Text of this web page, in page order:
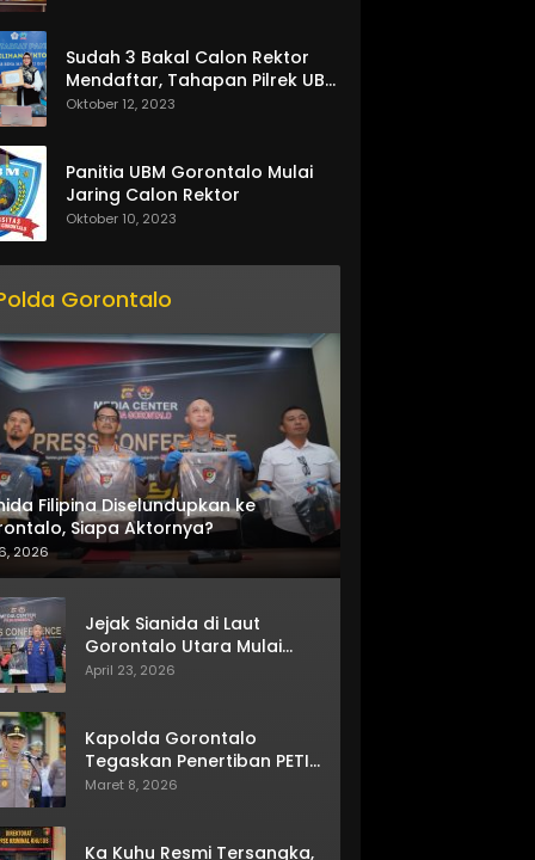
Sudah 3 Bakal Calon Rektor
Mendaftar, Tahapan Pilrek UBM
Gorontalo Makin Seru
Oktober 12, 2023
Panitia UBM Gorontalo Mulai
Jaring Calon Rektor
Oktober 10, 2023
Gorontalo
Filipina Diselundupkan ke
Siapa Aktornya?
2026
Jejak Sianida di Laut
Gorontalo Utara Mulai
Terkuak
April 23, 2026
Kapolda Gorontalo
Tegaskan Penertiban PETI
Terus Berjalan
Maret 8, 2026
Ka Kuhu Resmi Tersangka,